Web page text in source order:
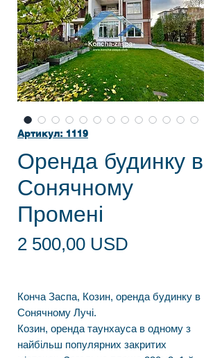
Артикул: 1119
Оренда будинку в
Сонячному
Промені
2 500,00 USD
Конча Заспа, Козин, оренда будинку в
Сонячному Лучі.
Козин, оренда таунхауса в одному з
найбільш популярних закритих